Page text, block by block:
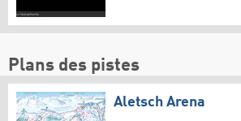
Plans des pistes
Aletsch Arena